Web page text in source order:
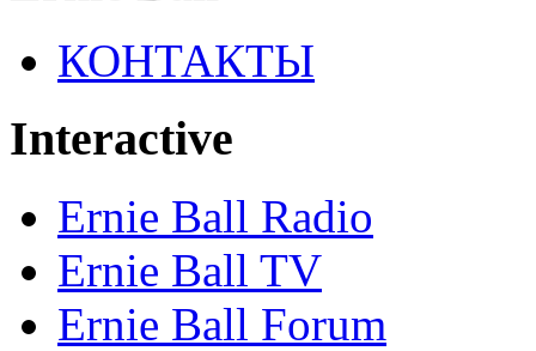
КОНТАКТЫ
Interactive
Ernie Ball Radio
Ernie Ball TV
Ernie Ball Forum